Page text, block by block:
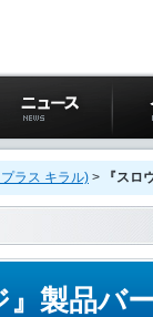
ース イベ
ラス キラル) > 『スロ
』製品バ